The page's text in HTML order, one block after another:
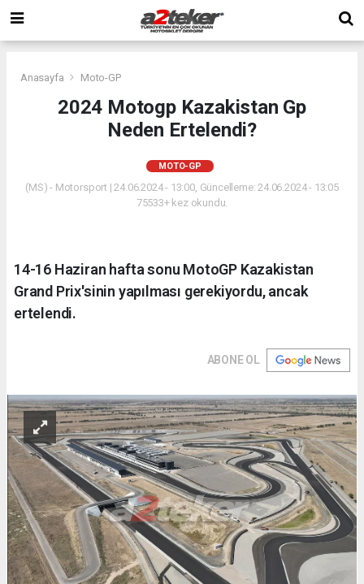
Anasayfa Moto-GP
2024 Motogp Kazakistan Gp
Neden Ertelendi?
MOTO-GP
(MS) - Motorsport | 24.06.2024 - 13:00, Güncelleme: 24.06.2024 - 13:05
75533+ kez okundu.
14-16 Haziran hafta sonu MotoGP Kazakistan
Grand Prix'sinin yapılması gerekiyordu, ancak
ertelendi.
ABONE OL